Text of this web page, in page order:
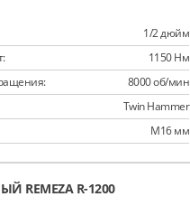
1/2 дюйм
1150 Нм
8000 об/мин
Twin Hammer
М16 мм
REMEZA R-1200